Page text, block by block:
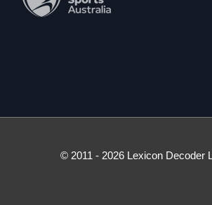
© 2011 - 2026 Lexicon Decoder